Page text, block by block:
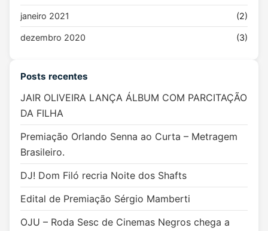
janeiro 2021 (2)
dezembro 2020 (3)
Posts recentes
JAIR OLIVEIRA LANÇA ÁLBUM COM PARCITAÇÃO
DA FILHA
Premiação Orlando Senna ao Curta – Metragem
Brasileiro.
DJ! Dom Filó recria Noite dos Shafts
Edital de Premiação Sérgio Mamberti
OJU – Roda Sesc de Cinemas Negros chega a